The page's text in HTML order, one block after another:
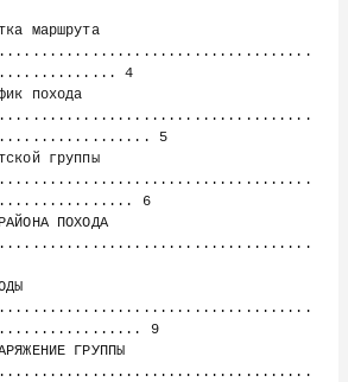
4
5
6
ПОХОДА
9
ГРУППЫ